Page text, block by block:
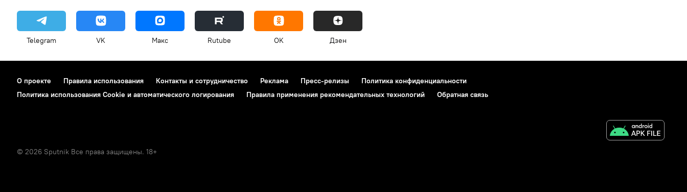
Telegram VK Макс Rutube OK Дзен
О проекте Правила использования Контакты и сотрудничество Реклама Пресс-релизы
Политика конфиденциальности
Политика использования Cookie и автоматического логирования
Правила применения рекомендательных технологий Обратная связь
© 2026 Sputnik Все права защищены. 18+